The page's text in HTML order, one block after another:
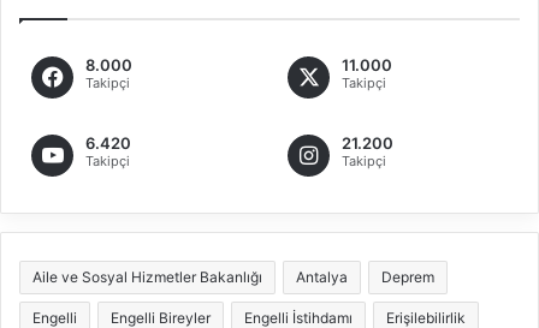
8.000
Takipçi
11.000
Takipçi
6.420
Takipçi
21.200
Takipçi
Aile ve Sosyal Hizmetler Bakanlığı Antalya Deprem
Engelli Engelli Bireyler Engelli İstihdamı Erişilebilirlik